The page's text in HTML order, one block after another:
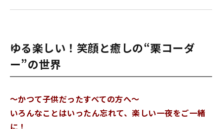
ゆる楽しい！笑顔と癒しの“栗コーダ
ー”の世界
～かつて子供だったすべての方へ～
いろんなことはいったん忘れて、楽しい一夜をご一緒
に！